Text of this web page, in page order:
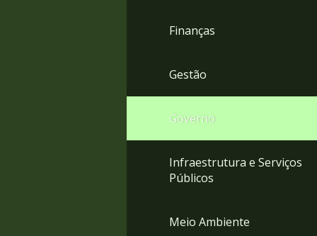
Finanças
Gestão
Governo
Infraestrutura e Serviços
Públicos
Meio Ambiente